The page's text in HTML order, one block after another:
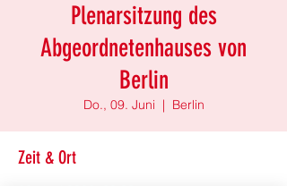
Plenarsitzung des
Abgeordnetenhauses von
Berlin
Do., 09. Juni
  |
Berlin
Zeit & Ort